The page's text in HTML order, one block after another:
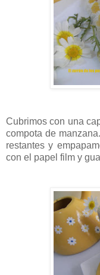
Cubrimos con una
compota de
restantes y
con el papel film y